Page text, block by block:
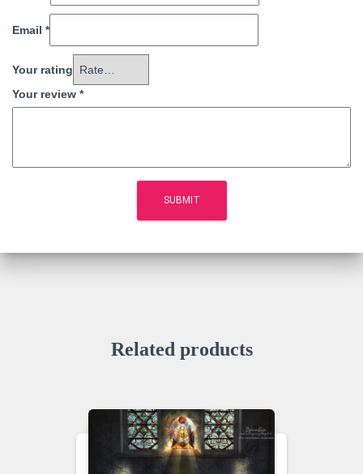
Email *
Your rating
Your review *
Related products